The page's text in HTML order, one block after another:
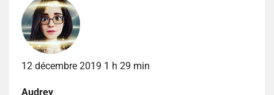
12 décembre 2019 1 h 29 min
Audrey